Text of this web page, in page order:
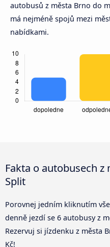
autobusů z města Brno do
má nejméně spojů mezi
nabídkami.
Fakta o autobusech
Split
Porovnej jedním kliknutím
denně jezdí se 6 autobusy z
Rezervuj si jízdenku z města
Kč!